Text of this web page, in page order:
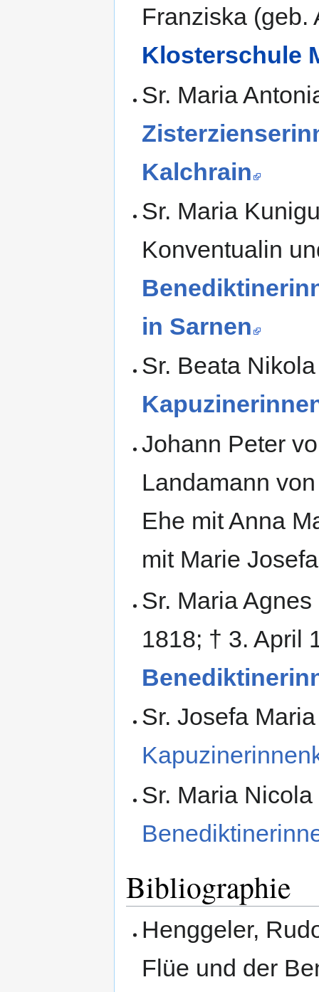
Franziska (geb.
Klosterschule
Sr. Maria
Kalchrain
Sr. Maria
Konventualin
in Sarnen
Sr. Beata
Johann Peter
Landamann
Ehe mit Anna
mit Marie
Sr. Maria
1818; † 3. April
Sr. Josefa
Sr. Maria
Bibliographie
Henggeler,
Flüe und der